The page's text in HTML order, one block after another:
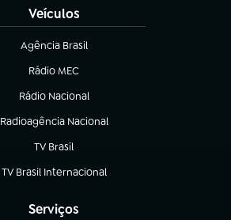
Veículos
Agência Brasil
(abre em nova aba)
Rádio MEC
(abre em nova aba)
Rádio Nacional
Radioagência Nacional
(abre em nova aba)
TV Brasil
(abre em nova aba)
TV Brasil Internacional
(abre em nova aba)
Serviços